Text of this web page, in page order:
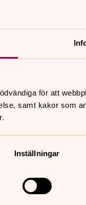
för att
samt kakor som
Inställningar
av krig
vara med och